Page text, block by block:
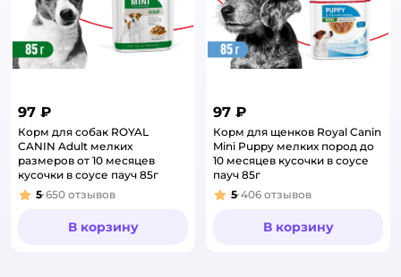
97 ₽
Корм для собак ROYAL
CANIN Adult мелких
размеров от 10 месяцев
кусочки в соусе пауч 85г
Рейтинг:
5 650 отзывов
В корзину
97 ₽
Корм для щенков Royal Canin
Mini Puppy мелких пород до
10 месяцев кусочки в соусе
пауч 85г
Рейтинг:
5 406 отзывов
В корзину